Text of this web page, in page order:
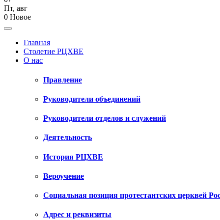
Пт, авг
0 Новое
Главная
Столетие РЦХВЕ
О нас
Правление
Руководители объединений
Руководители отделов и служений
Деятельность
История РЦХВЕ
Вероучение
Социальная позиция протестантских церквей
Адрес и реквизиты